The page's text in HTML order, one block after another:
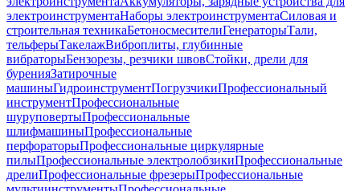
электроинструментаНаборы электроинструментаСиловая и
строительная техникаБетоносмесителиГенераторыТали,
тельферыТакелажВиброплиты, глубинные
вибраторыБензорезы, резчики швовСтойки, дрели для
буренияЗатирочные
машиныГидроинструментПогрузчикиПрофессиональный
инструментПрофессиональные
шуруповертыПрофессиональные
шлифмашиныПрофессиональные
перфораторыПрофессиональные циркулярные
пилыПрофессиональные электролобзикиПрофессиональные
дрелиПрофессиональные фрезерыПрофессиональные